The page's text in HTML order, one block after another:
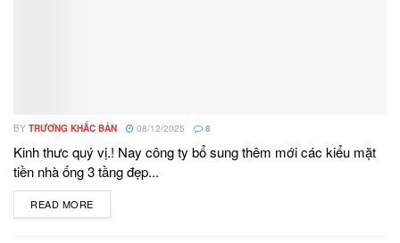
BY TRƯƠNG KHẮC BẢN 08/12/2025 8
Kinh thưc quý vị.! Nay công ty bổ sung thêm mới các kiểu mặt
tiền nhà ống 3 tầng đẹp...
READ MORE